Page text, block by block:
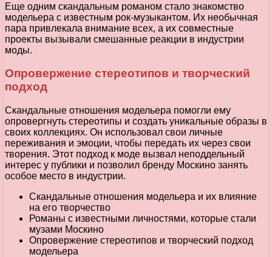
Еще одним скандальным романом стало знакомство
модельера с известным рок-музыкантом. Их необычная
пара привлекала внимание всех, а их совместные
проекты вызывали смешанные реакции в индустрии
моды.
Опровержение стереотипов и творческий
подход
Скандальные отношения модельера помогли ему
опровергнуть стереотипы и создать уникальные образы в
своих коллекциях. Он использовал свои личные
переживания и эмоции, чтобы передать их через свои
творения. Этот подход к моде вызвал неподдельный
интерес у публики и позволил бренду Москино занять
особое место в индустрии.
Скандальные отношения модельера и их влияние
на его творчество
Романы с известными личностями, которые стали
музами Москино
Опровержение стереотипов и творческий подход
модельера